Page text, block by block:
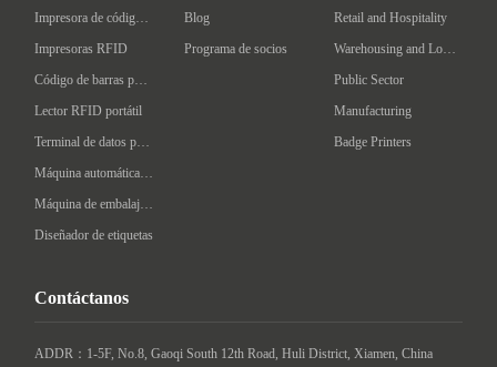
Impresora de código de barras Industrial
Impresoras RFID
Código de barras portátil
Lector RFID portátil
Terminal de datos portátil
Máquina automática de etiquetado
Máquina de embalaje inteligente
Diseñador de etiquetas
Blog
Programa de socios
Retail and Hospitality
Warehousing and Logistics
Public Sector
Manufacturing
Badge Printers
Contáctanos
ADDR：1-5F, No.8, Gaoqi South 12th Road, Huli District, Xiamen, China